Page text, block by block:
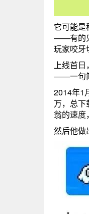
它可能是
——有的
玩家咬牙
上线首
——一句
2014年1
万，总
翁的速度
然后他做